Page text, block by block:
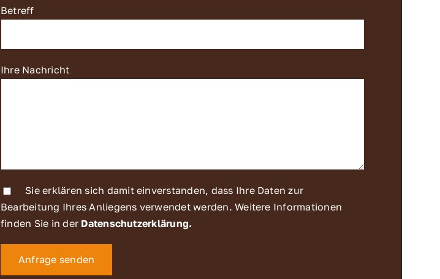
Betreff
Ihre Nachricht
Sie erklären sich damit einverstanden, dass Ihre Daten zur
Bearbeitung Ihres Anliegens verwendet werden. Weitere Informationen
finden Sie in der Datenschutzerklärung.